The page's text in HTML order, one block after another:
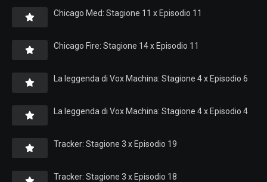
Chicago Med: Stagione 11 x Episodio 11
Chicago Fire: Stagione 14 x Episodio 11
La leggenda di Vox Machina: Stagione 4 x Episodio 6
La leggenda di Vox Machina: Stagione 4 x Episodio 4
Tracker: Stagione 3 x Episodio 19
Tracker: Stagione 3 x Episodio 18